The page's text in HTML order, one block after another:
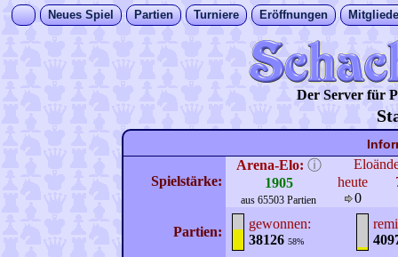
Neues Spiel Partien Turniere Eröffnungen
Der Server für
Spielstärke:
Arena-Elo: ⓘ
1905
aus 65503 Partien
heute
0
Partien:
gewonnen:
38126 58%